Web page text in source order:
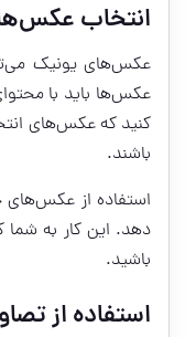
انتخاب
عکس‌های یونیک
عکس‌ها باید با
کنید که عکس‌های
باشند.
استفاده از عکس‌های
دهد. این کار به شما
باشید.
استفاده از